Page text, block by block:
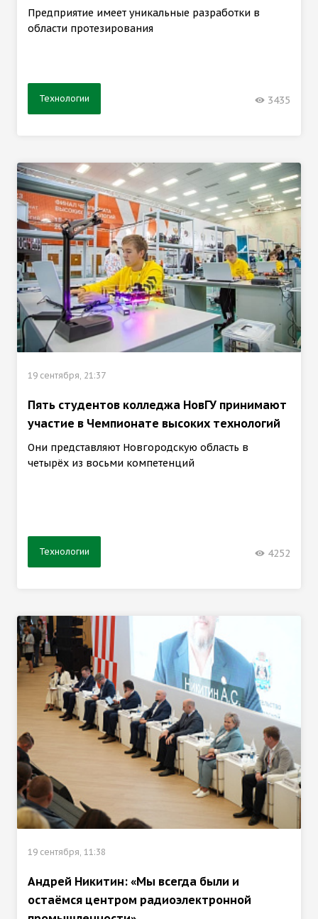
Предприятие имеет уникальные разработки в
области протезирования
Технологии 3435
19 сентября, 21:37
Пять студентов колледжа НовГУ принимают
участие в Чемпионате высоких технологий
Они представляют Новгородскую область в
четырёх из восьми компетенций
Технологии 4252
19 сентября, 11:38
Андрей Никитин: «Мы всегда были и
остаёмся центром радиоэлектронной